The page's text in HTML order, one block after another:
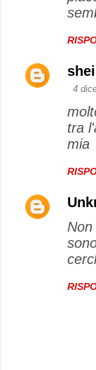
4
tra
mia